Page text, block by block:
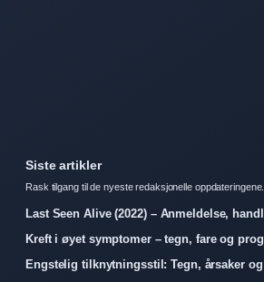
Siste artikler
Rask tilgang til de nyeste redaksjonelle oppdateringene.
Last Seen Alive (2022) – Anmeldelse,
Kreft i øyet symptomer – tegn, fare og
Engstelig tilknytningsstil: Tegn, årsaker